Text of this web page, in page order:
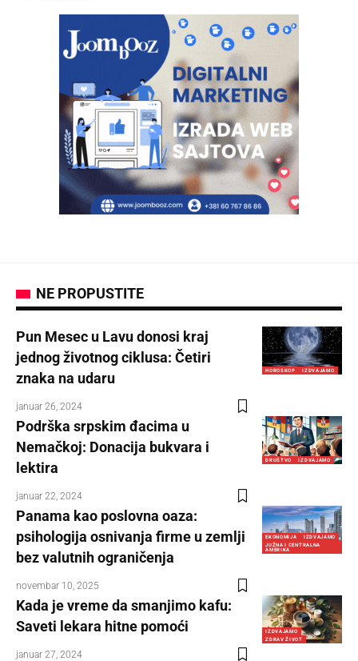
NE PROPUSTITE
HOROSKOP IZDVAJAMO
Pun Mesec u Lavu donosi kraj
jednog životnog ciklusa: Četiri
znaka na udaru
januar 26, 2024
DRUŠTVO IZDVAJAMO
Podrška srpskim đacima u
Nemačkoj: Donacija bukvara i
lektira
januar 22, 2024
EKONOMIJA
IZDVAJAMO
JUŽNA I CENTRALNA
AMERIKA
Panama kao poslovna oaza:
psihologija osnivanja firme u zemlji
bez valutnih ograničenja
novembar 10, 2025
IZDVAJAMO
ZDRAV ŽIVOT
Kada je vreme da smanjimo kafu:
Saveti lekara hitne pomoći
januar 27, 2024